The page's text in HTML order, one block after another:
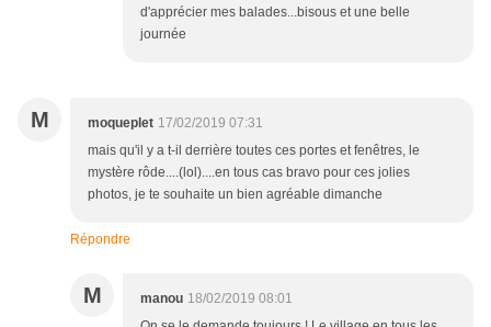
d'apprécier mes balades...bisous et une belle
journée
M moqueplet 17/02/2019 07:31
mais qu'il y a t-il derrière toutes ces portes et fenêtres, le
mystère rôde....(lol)....en tous cas bravo pour ces jolies
photos, je te souhaite un bien agréable dimanche
Répondre
M manou 18/02/2019 08:01